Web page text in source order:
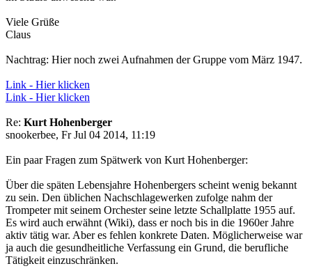
Viele Grüße
Claus
Nachtrag: Hier noch zwei Aufnahmen der Gruppe vom März 1947.
Link - Hier klicken
Link - Hier klicken
Re: Kurt Hohenberger
snookerbee, Fr Jul 04 2014, 11:19
Ein paar Fragen zum Spätwerk von Kurt Hohenberger:
Über die späten Lebensjahre Hohenbergers scheint wenig bekannt
zu sein. Den üblichen Nachschlagewerken zufolge nahm der
Trompeter mit seinem Orchester seine letzte Schallplatte 1955 auf.
Es wird auch erwähnt (Wiki), dass er noch bis in die 1960er Jahre
aktiv tätig war. Aber es fehlen konkrete Daten. Möglicherweise war
ja auch die gesundheitliche Verfassung ein Grund, die berufliche
Tätigkeit einzuschränken.